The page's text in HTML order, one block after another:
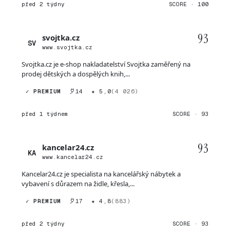
před 2 týdny SCORE · 100
SV
svojtka.cz
www.svojtka.cz
93
Svojtka.cz je e-shop nakladatelství Svojtka zaměřený na
prodej dětských a dospělých knih,...
✓ PREMIUM 14 ★ 5,0(4 026)
před 1 týdnem SCORE · 93
KA
kancelar24.cz
www.kancelar24.cz
93
Kancelar24.cz je specialista na kancelářský nábytek a
vybavení s důrazem na židle, křesla,...
✓ PREMIUM 17 ★ 4,8(883)
před 2 týdny SCORE · 93